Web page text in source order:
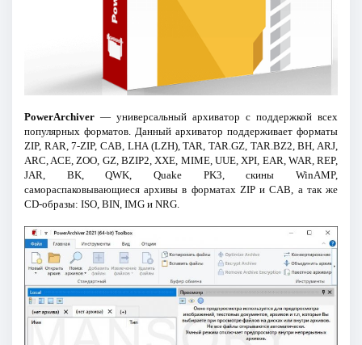
PowerArchiver— универсальный архиватор с поддержкой всех
популярных форматов. Данный архиватор поддерживает форматы
ZIP, RAR, 7-ZIP, CAB, LHA (LZH), TAR, TAR.GZ, TAR.BZ2, BH, ARJ,
ARC, ACE, ZOO, GZ, BZIP2, XXE, MIME, UUE, XPI, EAR, WAR, REP,
JAR, BK, QWK, Quake PK3, скины WinAMP,
самораспаковывающиеся архивы в форматах ZIP и CAB, а так же
CD-образы: ISO, BIN, IMG и NRG.